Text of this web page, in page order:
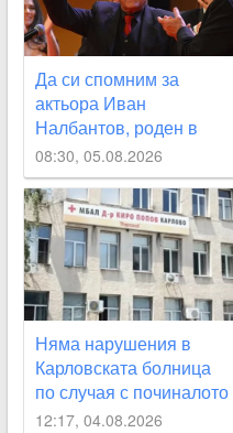
Да си спомним за
актьора Иван
Налбантов, роден в
Карловско на днешната
дата
08:30, 05.08.2026
Няма нарушения в
Карловската болница
по случая с починалото
бебе
12:17, 04.08.2026